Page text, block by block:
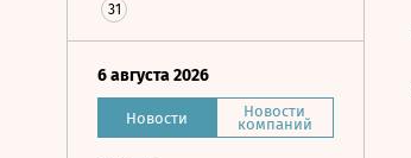
31
6 августа 2026
Новости Новости
компаний